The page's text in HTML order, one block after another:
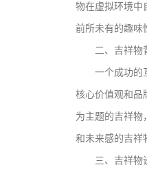
物在虚拟环境中
前所未有的趣味
二、吉祥物
一个成功的
核心价值观和品
为主题的吉祥物
和未来感的吉祥
三、吉祥物